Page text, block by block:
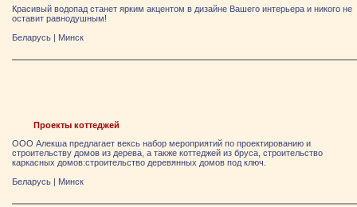
Красивый водопад станет ярким акцентом в дизайне Вашего интерьера и никого не
оставит равнодушным!
Беларусь | Минск
Проекты коттеджей
ООО Алекша предлагает вексь набор мероприятий по проектированию и
строительству домов из дерева, а также коттеджей из бруса, строительство
каркасных домов:строительство деревянных домов под ключ.
Беларусь | Минск